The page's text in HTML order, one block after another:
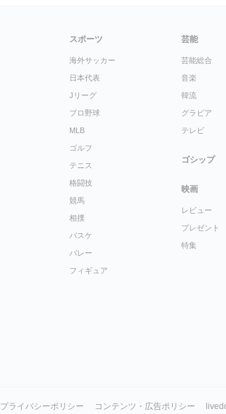
スポーツ
海外サッカー
日本代表
Jリーグ
プロ野球
MLB
ゴルフ
テニス
格闘技
競馬
相撲
バスケ
バレー
フィギュア
芸能
芸能総合
音楽
韓流
グラビア
テレビ
ゴシップ
映画
レビュー
プレゼント
特集
プライバシーポリシー コンテンツ・広告ポリシー